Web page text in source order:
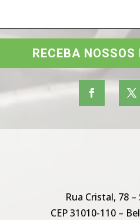
RECEBA
Rua Cristal, 78
CEP 31010-110 –